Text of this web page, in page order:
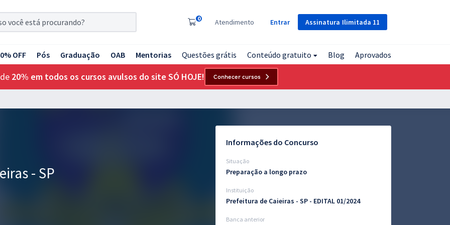
Assinatura Ilimitada 11
0 Atendimento Entrar
OFF Pós Graduação OAB Mentorias Questões grátis Conteúdo gratuito Blog Aprovados
20% em todos os cursos avulsos do site SÓ HOJE! Conhecer cursos
- SP
Informações do Concurso
Situação
Preparação a longo prazo
Instituição
Prefeitura de Caieiras - SP - EDITAL 01/2024
Banca anterior